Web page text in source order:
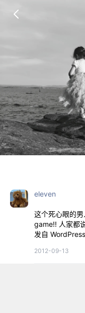
eleven
这个死心眼的
game!! 人家都
发自
2012-09-13